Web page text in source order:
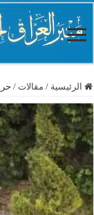
الرئيسية / مقالات /